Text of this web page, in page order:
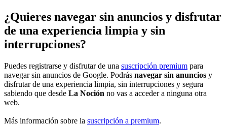
¿Quieres navegar sin anuncios y disfrutar
de una experiencia limpia y sin
interrupciones?
Puedes registrarse y disfrutar de una suscripción premium para
navegar sin anuncios de Google. Podrás navegar sin anuncios y
disfrutar de una experiencia limpia, sin interrupciones y segura
sabiendo que desde La Noción no vas a acceder a ninguna otra
web.
Más información sobre la suscripción a premium.